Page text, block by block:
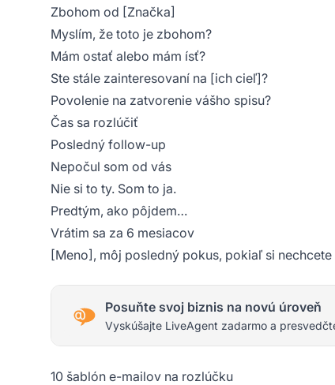
Zbohom od [Značka]
Myslím, že toto je zbohom?
Mám ostať alebo mám ísť?
Ste stále zainteresovaní na [ich cieľ]?
Povolenie na zatvorenie vášho spisu?
Čas sa rozlúčiť
Posledný follow-up
Nepočul som od vás
Nie si to ty. Som to ja.
Predtým, ako pôjdem…
Vrátim sa za 6 mesiacov
[Meno], môj posledný pokus, pokiaľ si
Posuňte svoj biznis na novú úroveň
Vyskúšajte LiveAgent zadarmo a
10 šablón e-mailov na rozlúčku